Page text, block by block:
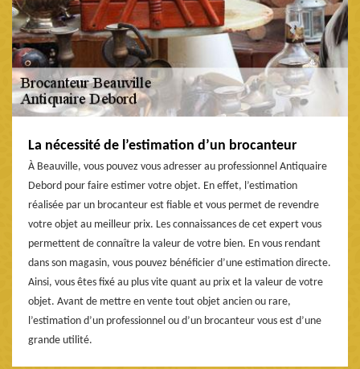
La nécessité de l’estimation d’un brocanteur
À Beauville, vous pouvez vous adresser au professionnel Antiquaire
Debord pour faire estimer votre objet. En effet, l’estimation
réalisée par un brocanteur est fiable et vous permet de revendre
votre objet au meilleur prix. Les connaissances de cet expert vous
permettent de connaître la valeur de votre bien. En vous rendant
dans son magasin, vous pouvez bénéficier d’une estimation directe.
Ainsi, vous êtes fixé au plus vite quant au prix et la valeur de votre
objet. Avant de mettre en vente tout objet ancien ou rare,
l’estimation d’un professionnel ou d’un brocanteur vous est d’une
grande utilité.